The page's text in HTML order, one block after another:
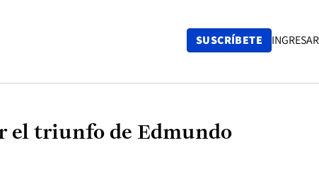
SUSCRÍBETE INGRESAR
el triunfo de Edmundo